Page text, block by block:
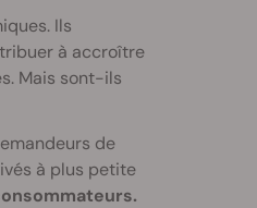
Ils
à accroître
Mais sont-ils
de
à plus petite